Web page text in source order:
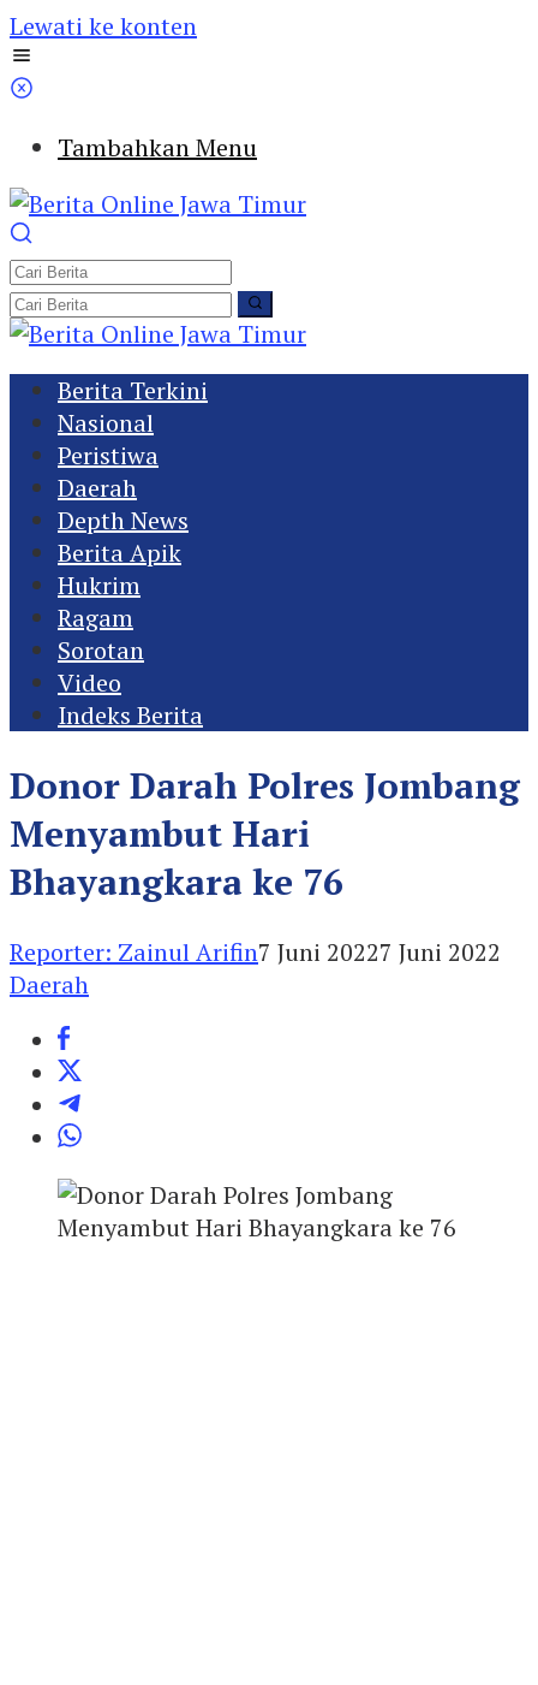
Lewati ke konten
Tambahkan Menu
Berita Terkini
Nasional
Peristiwa
Daerah
Depth News
Berita Apik
Hukrim
Ragam
Sorotan
Video
Indeks Berita
Donor Darah Polres Jombang
Menyambut Hari
Bhayangkara ke 76
Reporter: Zainul Arifin7 Juni 20227 Juni 2022
Daerah